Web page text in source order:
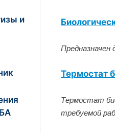
Предназначен
Термостат
Термостат
требуемой
и